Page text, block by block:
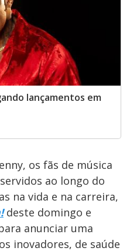
lançamentos em
os fãs de música
ao longo do
na vida e na carreira,
deste domingo e
anunciar uma
inovadores, de saúde